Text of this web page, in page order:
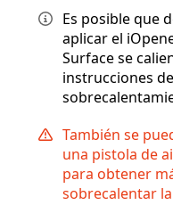
Es posible que
aplicar el
Surface se
instrucciones
También se
una pistola de
para obtener
sobrecalentar